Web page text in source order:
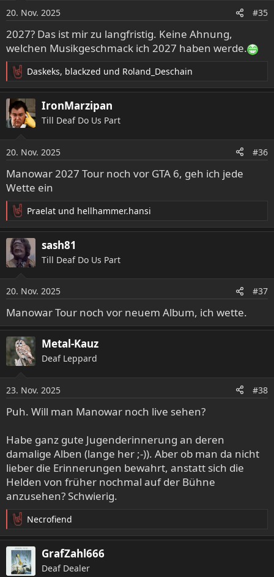
20. Nov. 2025 #35
2027? Das ist mir zu langfristig. Keine Ahnung,
welchen Musikgeschmack ich 2027 haben werde.
R
e
a
k
t
n
e
n
:
Daskeks, blackzed und Roland_Deschain
IronMarzipan
Till Deaf Do Us Part
20. Nov. 2025 #36
Manowar 2027 Tour noch vor GTA 6, geh ich jede
Wette ein
R
e
a
k
t
n
e
n
:
Praelat und hellhammer.hansi
sash81
Till Deaf Do Us Part
20. Nov. 2025 #37
Manowar Tour noch vor neuem Album, ich wette.
Metal-Kauz
Deaf Leppard
23. Nov. 2025 #38
Puh. Will man Manowar noch live sehen?
Habe ganz gute Jugenderinnerung an deren
damalige Alben (lange her ;-)). Aber ob man da nicht
lieber die Erinnerungen bewahrt, anstatt sich die
Helden von früher nochmal auf der Bühne
anzusehen? Schwierig.
R
e
a
k
t
Necrofiend
GrafZahl666
Deaf Dealer